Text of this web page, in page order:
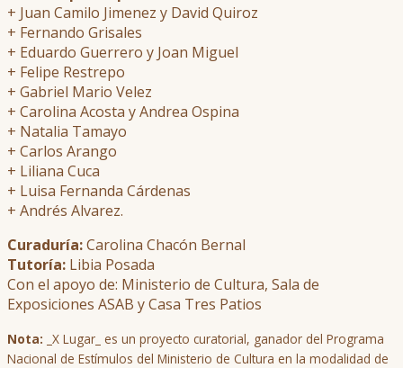
+ Juan Camilo Jimenez y David Quiroz
+ Fernando Grisales
+ Eduardo Guerrero y Joan Miguel
+ Felipe Restrepo
+ Gabriel Mario Velez
+ Carolina Acosta y Andrea Ospina
+ Natalia Tamayo
+ Carlos Arango
+ Liliana Cuca
+ Luisa Fernanda Cárdenas
+ Andrés Alvarez.
Curaduría:Carolina Chacón Bernal
Tutoría: Libia Posada
Con el apoyo de: Ministerio de Cultura, Sala de
Exposiciones ASAB y Casa Tres Patios
Nota: _X Lugar_ es un proyecto curatorial, ganador del Programa
Nacional de Estímulos del Ministerio de Cultura en la modalidad de